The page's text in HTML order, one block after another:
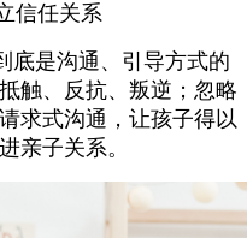
信任关系
底是沟通、引导方式的
触、反抗、叛逆；忽略
求式沟通，让孩子得以
亲子关系。